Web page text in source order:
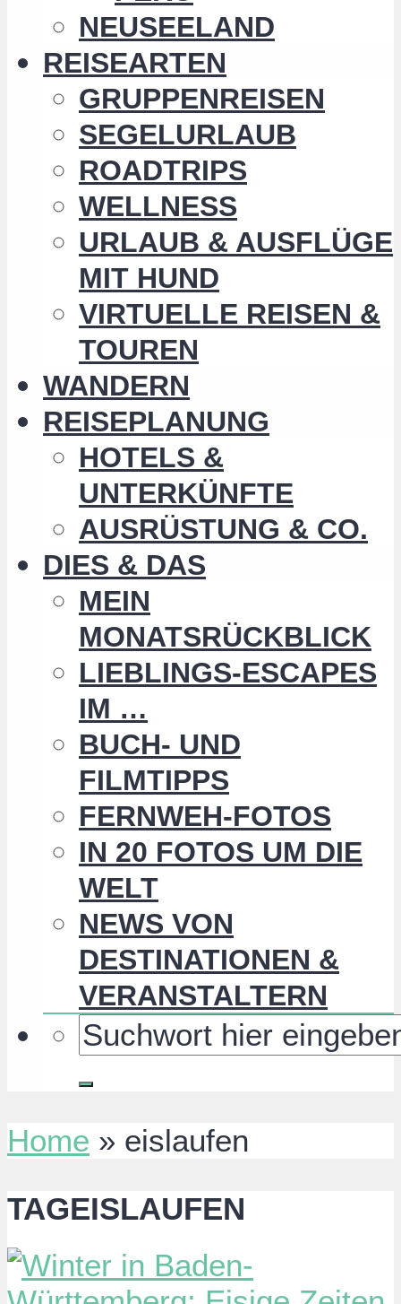
NEUSEELAND
REISEARTEN
GRUPPENREISEN
SEGELURLAUB
ROADTRIPS
WELLNESS
URLAUB & AUSFLÜGE
MIT HUND
VIRTUELLE REISEN &
TOUREN
WANDERN
REISEPLANUNG
HOTELS &
UNTERKÜNFTE
AUSRÜSTUNG & CO.
DIES & DAS
MEIN
MONATSRÜCKBLICK
LIEBLINGS-ESCAPES
IM …
BUCH- UND
FILMTIPPS
FERNWEH-FOTOS
IN 20 FOTOS UM DIE
WELT
NEWS VON
DESTINATIONEN &
VERANSTALTERN
Home » eislaufen
TAGEISLAUFEN